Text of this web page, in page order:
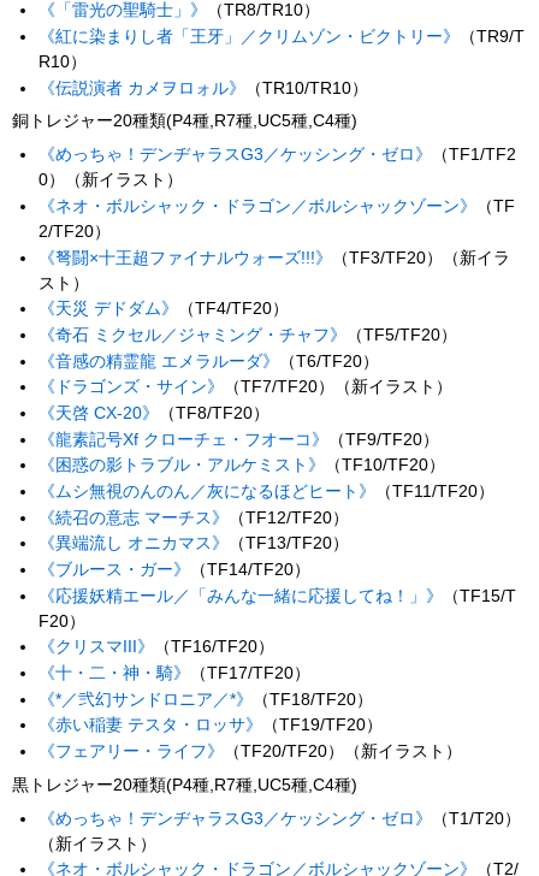
《「雷光の聖騎士」》
（TR8/TR10）
《紅に染まりし者「王牙」／クリムゾン・ビクトリー》
（TR9/T
R10）
《伝説演者 カメヲロォル》
（TR10/TR10）
銅トレジャー20種類(P4種,R7種,UC5種,C4種)
《めっちゃ！デンヂャラスG3／ケッシング・ゼロ》
（TF1/TF2
0）（新イラスト）
《ネオ・ボルシャック・ドラゴン／ボルシャックゾーン》
（TF
2/TF20）
《弩闘×十王超ファイナルウォーズ!!!》
（TF3/TF20）（新イラ
スト）
《天災 デドダム》
（TF4/TF20）
《奇石 ミクセル／ジャミング・チャフ》
（TF5/TF20）
《音感の精霊龍 エメラルーダ》
（T6/TF20）
《ドラゴンズ・サイン》
（TF7/TF20）（新イラスト）
《天啓 CX-20》
（TF8/TF20）
《龍素記号Xf クローチェ・フオーコ》
（TF9/TF20）
《困惑の影トラブル・アルケミスト》
（TF10/TF20）
《ムシ無視のんのん／灰になるほどヒート》
（TF11/TF20）
《続召の意志 マーチス》
（TF12/TF20）
《異端流し オニカマス》
（TF13/TF20）
《ブルース・ガー》
（TF14/TF20）
《応援妖精エール／「みんな一緒に応援してね！」》
（TF15/T
F20）
《クリスマIII》
（TF16/TF20）
《十・二・神・騎》
（TF17/TF20）
《*／弐幻サンドロニア／*》
（TF18/TF20）
《赤い稲妻 テスタ・ロッサ》
（TF19/TF20）
《フェアリー・ライフ》
（TF20/TF20）（新イラスト）
黒トレジャー20種類(P4種,R7種,UC5種,C4種)
《めっちゃ！デンヂャラスG3／ケッシング・ゼロ》
（T1/T20）
（新イラスト）
《ネオ・ボルシャック・ドラゴン／ボルシャックゾーン》
（T2/